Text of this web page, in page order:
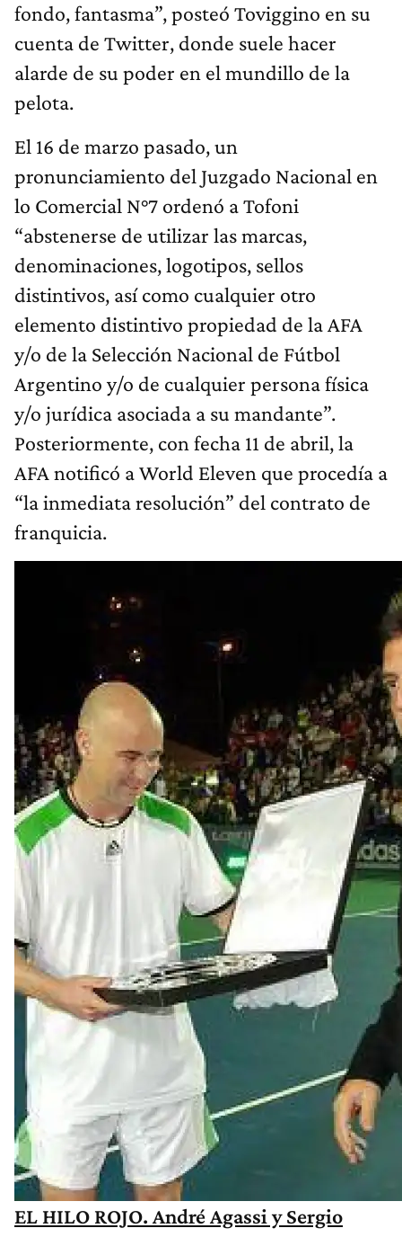
fondo, fantasma”, posteó Toviggino en su
cuenta de Twitter, donde suele hacer
alarde de su poder en el mundillo de la
pelota.
El 16 de marzo pasado, un
pronunciamiento del Juzgado Nacional en
lo Comercial N°7 ordenó a Tofoni
“abstenerse de utilizar las marcas,
denominaciones, logotipos, sellos
distintivos, así como cualquier otro
elemento distintivo propiedad de la AFA
y/o de la Selección Nacional de Fútbol
Argentino y/o de cualquier persona física
y/o jurídica asociada a su mandante”.
Posteriormente, con fecha 11 de abril, la
AFA notificó a World Eleven que procedía a
“la inmediata resolución” del contrato de
franquicia.
EL HILO ROJO. André Agassi y Sergio